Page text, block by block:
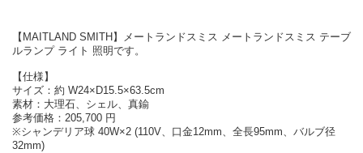
【MAITLAND SMITH】メートランドスミス メートランドスミス テーブ
ルランプ ライト 照明です。
【仕様】
サイズ：約 W24×D15.5×63.5cm
素材：大理石、シェル、真鍮
参考価格：205,700 円
※シャンデリア球 40W×2 (110V、口金12mm、全長95mm、バルブ径
32mm)